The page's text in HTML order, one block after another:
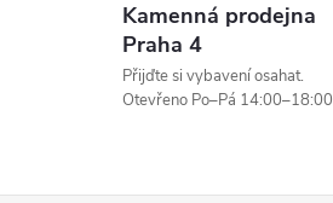
Kamenná prodejna
Praha 4
Přijďte si vybavení osahat.
Otevřeno Po–Pá 14:00–18:00